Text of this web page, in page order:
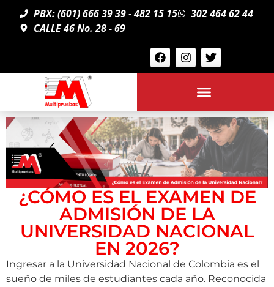
PBX: (601) 666 39 39 - 482 15 15
302 464 62 44
CALLE 46 No. 28 - 69
¿CÓMO ES EL EXAMEN DE
ADMISIÓN DE LA
UNIVERSIDAD NACIONAL
EN 2026?
Ingresar a la Universidad Nacional de Colombia es el
sueño de miles de estudiantes cada año. Reconocida